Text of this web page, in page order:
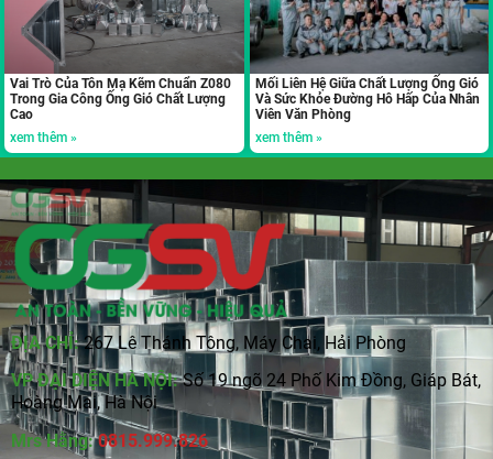
Vai Trò Của Tôn Mạ Kẽm Chuẩn Z080
Trong Gia Công Ống Gió Chất Lượng
Cao
xem thêm »
Mối Liên Hệ Giữa Chất Lượng Ống Gió
Và Sức Khỏe Đường Hô Hấp Của Nhân
Viên Văn Phòng
xem thêm »
ĐỊA CHỈ: 267 Lê Thánh Tông, Máy Chai, Hải Phòng
VP ĐẠI DIỆN HÀ NỘI:Số 19 ngõ 24 Phố Kim Đồng, Giáp Bát,
Hoàng Mai, Hà Nội
Mrs Hằng: 0815.999.826